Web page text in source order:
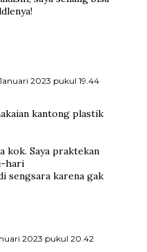
2023 pukul 19.44
kantong plastik
kok. Saya praktekan
hari
sengsara karena gak
2023 pukul 20.42